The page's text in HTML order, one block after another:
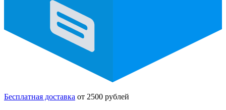
Бесплатная доставка от 2500 рублей